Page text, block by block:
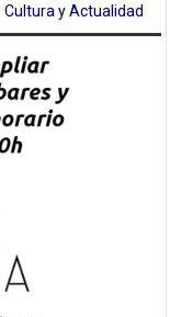
valencianos
que “rescaten la
hostelería”
adelantando la
hora de la cena
Cultura y Actualidad